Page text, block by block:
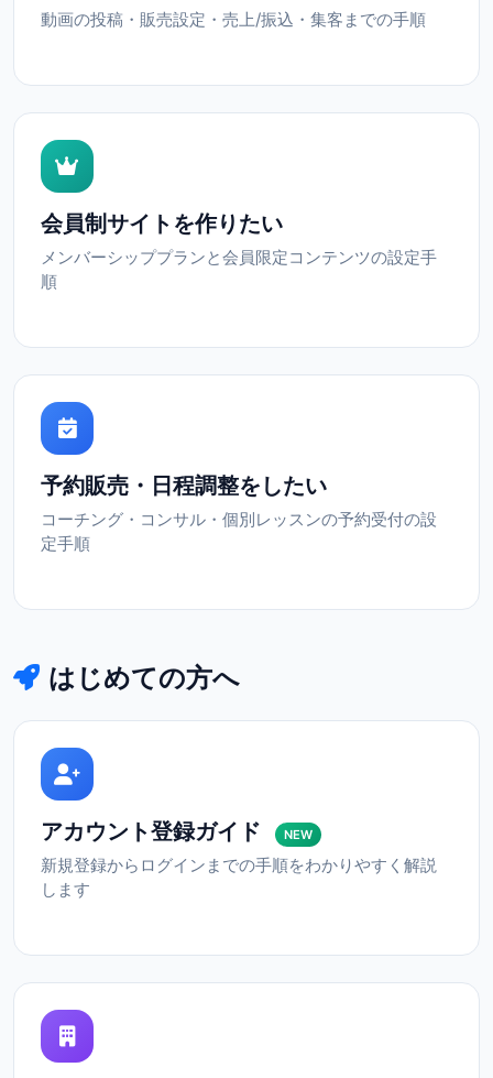
動画の投稿・販売設定・売上/振込・集客までの手順
会員制サイトを作りたい
メンバーシッププランと会員限定コンテンツの設定手
順
予約販売・日程調整をしたい
コーチング・コンサル・個別レッスンの予約受付の設
定手順
はじめての方へ
アカウント登録ガイド NEW
新規登録からログインまでの手順をわかりやすく解説
します